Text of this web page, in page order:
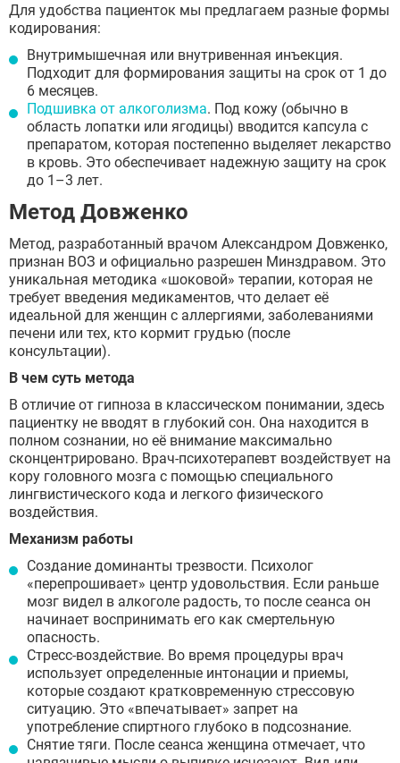
Для удобства пациенток мы предлагаем разные формы
кодирования:
Внутримышечная или внутривенная инъекция.
Подходит для формирования защиты на срок от 1 до
6 месяцев.
Подшивка от алкоголизма. Под кожу (обычно в
область лопатки или ягодицы) вводится капсула с
препаратом, которая постепенно выделяет лекарство
в кровь. Это обеспечивает надежную защиту на срок
до 1–3 лет.
Метод Довженко
Метод, разработанный врачом Александром Довженко,
признан ВОЗ и официально разрешен Минздравом. Это
уникальная методика «шоковой» терапии, которая не
требует введения медикаментов, что делает её
идеальной для женщин с аллергиями, заболеваниями
печени или тех, кто кормит грудью (после
консультации).
В чем суть метода
В отличие от гипноза в классическом понимании, здесь
пациентку не вводят в глубокий сон. Она находится в
полном сознании, но её внимание максимально
сконцентрировано. Врач-психотерапевт воздействует на
кору головного мозга с помощью специального
лингвистического кода и легкого физического
воздействия.
Механизм работы
Создание доминанты трезвости. Психолог
«перепрошивает» центр удовольствия. Если раньше
мозг видел в алкоголе радость, то после сеанса он
начинает воспринимать его как смертельную
опасность.
Стресс-воздействие. Во время процедуры врач
использует определенные интонации и приемы,
которые создают кратковременную стрессовую
ситуацию. Это «впечатывает» запрет на
употребление спиртного глубоко в подсознание.
Снятие тяги. После сеанса женщина отмечает, что
ВЫЗВАТЬ ВРАЧА
ЗАДАТЬ ВОПРОС
ЗАПОЛНИТЕ ФОРМУ
Заполните форму ниже, мы вам
перезвоним